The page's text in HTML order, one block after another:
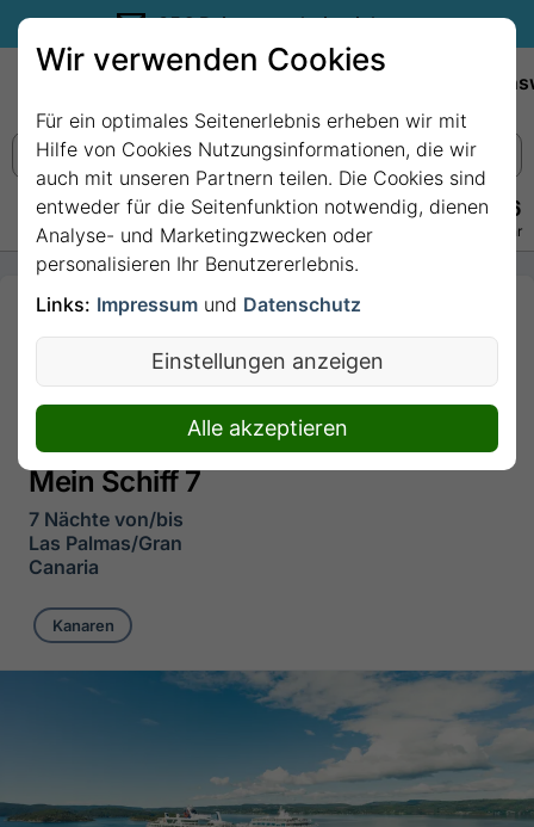
35€ Reisegutschein sichern.
+49 228 3875 7256
Persönlich · Kostenlos · Täglich 08–22 Uhr
7 Nächte -
Kanaren mit
Marokko -
ab/bis Las
Palmas mit
Mein Schiff 7
7 Nächte von/bis
Las Palmas/Gran
Canaria
Kanaren
Wir verwenden Cookies
Für ein optimales Seitenerlebnis erheben wir mit
Hilfe von Cookies Nutzungsinformationen, die wir
auch mit unseren Partnern teilen. Die Cookies sind
entweder für die Seitenfunktion notwendig, dienen
Analyse- und Marketingzwecken oder
personalisieren Ihr Benutzererlebnis.
Links: Impressum und Datenschutz
Einstellungen anzeigen
Alle akzeptieren